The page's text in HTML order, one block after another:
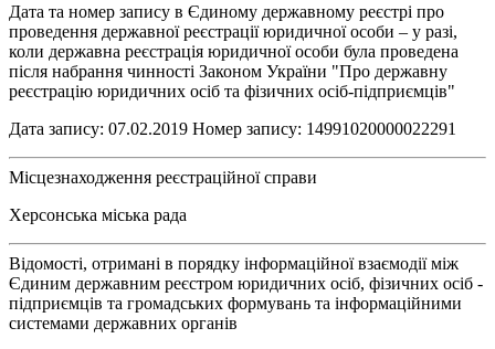
Дата та номер запису в Єдиному державному реєстрі про
проведення державної реєстрації юридичної особи – у разі,
коли державна реєстрація юридичної особи була проведена
після набрання чинності Законом України "Про державну
реєстрацію юридичних осіб та фізичних осіб-підприємців"
Дата запису: 07.02.2019 Номер запису: 14991020000022291
Місцезнаходження реєстраційної справи
Херсонська міська рада
Відомості, отримані в порядку інформаційної взаємодії між
Єдиним державним реєстром юридичних осіб, фізичних осіб -
підприємців та громадських формувань та інформаційними
системами державних органів